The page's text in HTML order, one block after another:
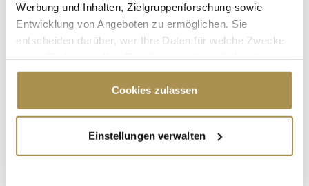
Werbung und Inhalten, Zielgruppenforschung sowie
Entwicklung von Angeboten zu ermöglichen. Sie
entscheiden darüber, wer Ihre Daten für welche Zwecke
Cookie-Erklärung oder durch Klicken auf das Privacy
Trigger Symbol ändern oder widerrufen
Informationen über Ihre geografische Lage
erfassen, welche bis auf einige Meter genau sein
Cookies zulassen
Einstellungen verwalten